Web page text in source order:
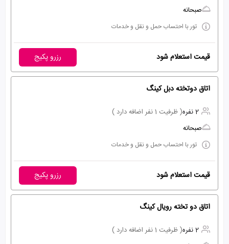
صبحانه
تور با احتساب حمل و نقل و خدمات
قیمت استعلام شود رزرو پکیج
اتاق دوتخته دبل کینگ
2 نفره
( ظرفیت 1 نفر اضافه دارد )
صبحانه
تور با احتساب حمل و نقل و خدمات
قیمت استعلام شود رزرو پکیج
اتاق دو تخته رویال کینگ
2 نفره
( ظرفیت 1 نفر اضافه دارد )